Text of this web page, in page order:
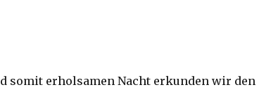
somit erholsamen Nacht erkunden wir den